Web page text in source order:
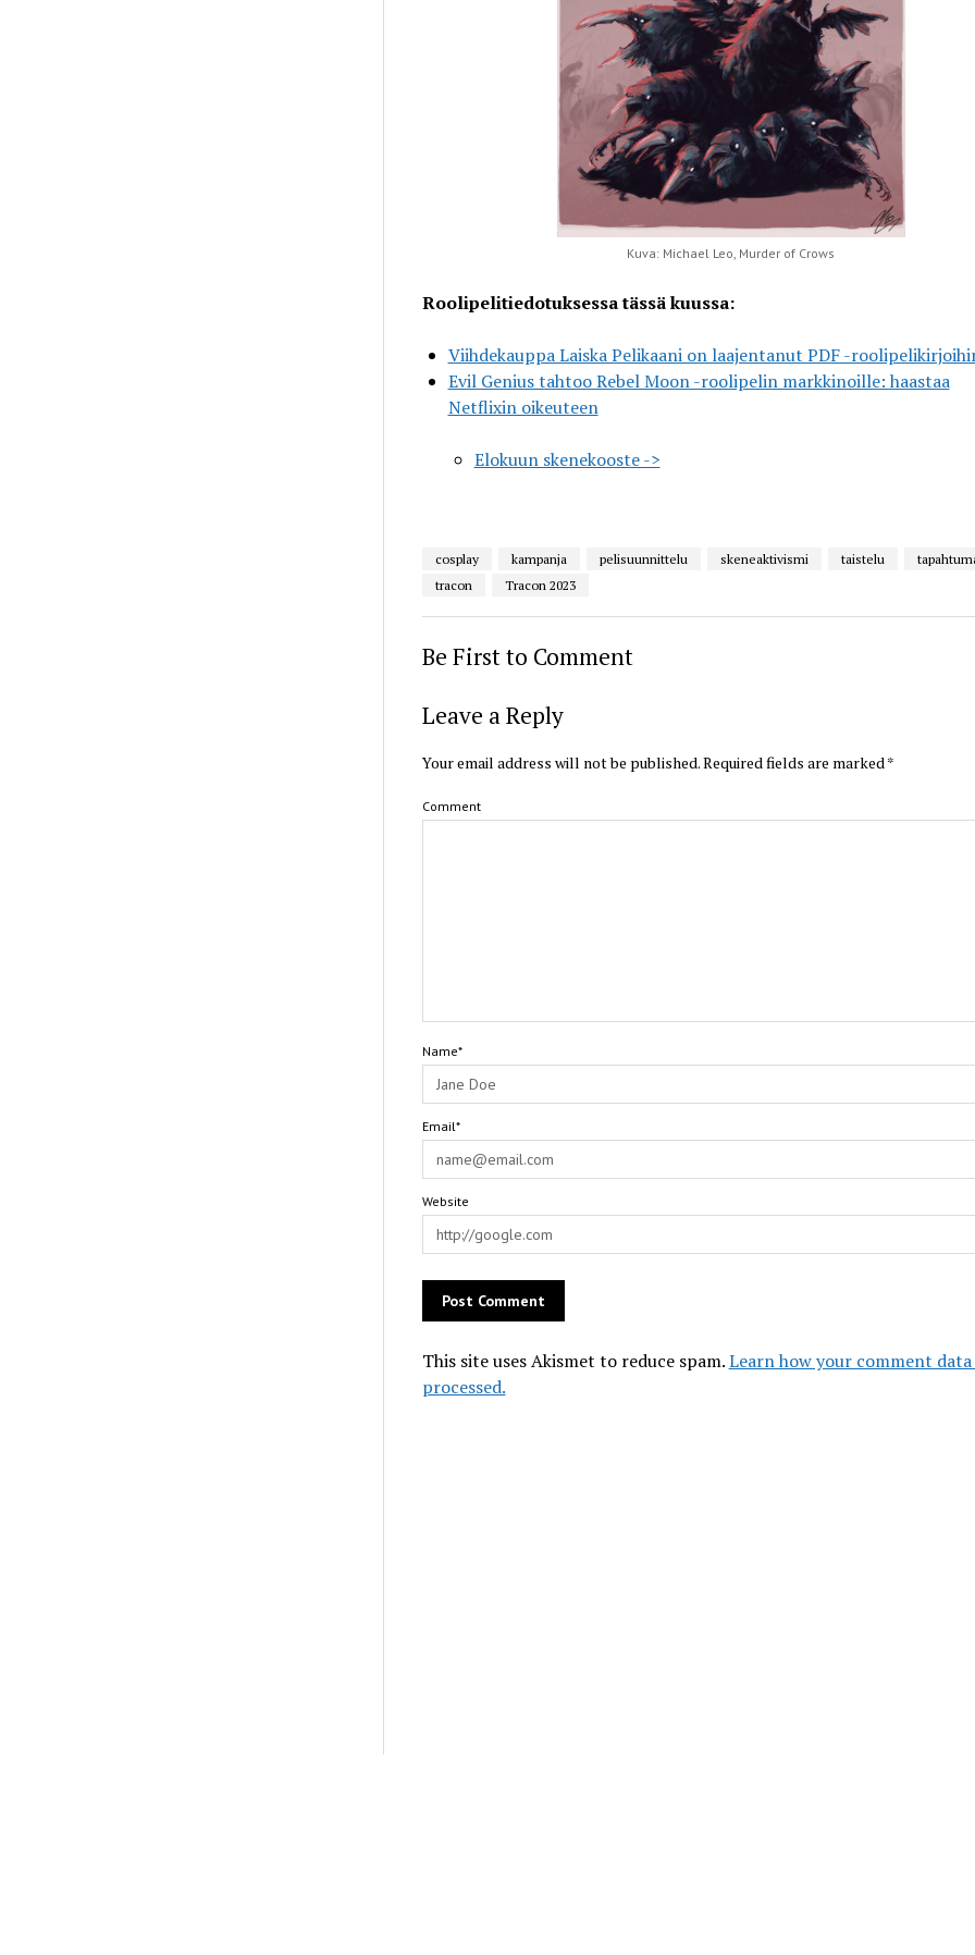
Kuva: Michael Leo, Murder of Crows
Roolipelitiedotuksessa tässä kuussa:
Viihdekauppa Laiska Pelikaani on laajentanut PDF -
Evil Genius tahtoo Rebel Moon -roolipelin markkinoille: haastaa
Netflixin oikeuteen
Elokuun skenekooste ->
cosplay kampanja pelisuunnittelu skeneaktivismi taistelu
tracon
Tracon 2023
Be First to Comment
Leave a Reply
Your email address will not be published.Required fields are marked *
Comment
Name*
Email*
Website
This site uses Akismet to reduce spam.Learn how your comment data
processed.